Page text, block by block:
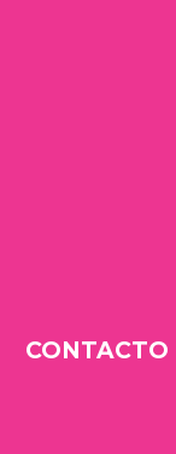
CONTACTO